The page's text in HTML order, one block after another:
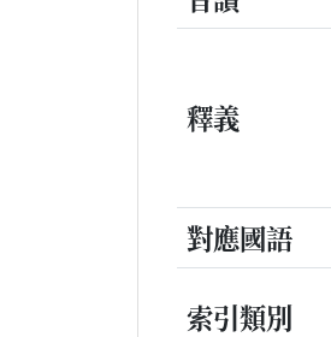
釋義
對應國語
索引類別